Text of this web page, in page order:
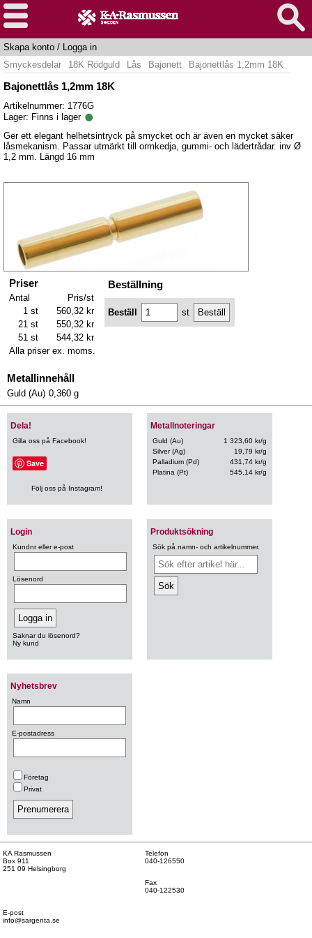
Skapa konto / Logga in
Smyckesdelar
18K Rödguld Lås Bajonett Bajonettlås 1,2mm 18K
Bajonettlås 1,2mm 18K
Artikelnummer: 1776G
Lager: Finns i lager
Ger ett elegant helhetsintryck på smycket och är även en mycket säker
låsmekanism. Passar utmärkt till ormkedja, gummi- och lädertrådar. inv Ø
1,2 mm. Längd 16 mm
Priser
Antal
Pris/st
1 st
560,32 kr
21 st
550,32 kr
51 st
544,32 kr
Alla priser ex. moms.
Beställning
Beställ st
Metallinnehåll
Guld (Au) 0,360 g
Metallnoteringar
Guld (Au)
1 323,60 kr/g
Silver (Ag)
19,79 kr/g
Palladium (Pd)
431,74 kr/g
Platina (Pt)
545,14 kr/g
Login
Kundnr eller e-post
Lösenord
Saknar du lösenord?
Ny kund
Produktsökning
Sök på namn- och artikelnummer.
Nyhetsbrev
Namn
E-postadress
Företag
Privat
Dela!
Gilla oss på Facebook!
Save
Följ oss på Instagram!
KA Rasmussen
Box 911
251 09 Helsingborg
Telefon
040-126550
Fax
040-122530
E-post
info@sargenta.se